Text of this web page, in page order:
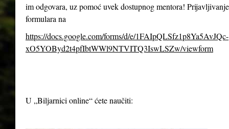
im odgovara, uz pomoć uvek dostupnog mentora!
formulara na
https://docs.google.com/forms/d/e/1FAIpQLSfz1p8Ya5AvJQc-
xO5YOByd2t4pfIbtWWl9NTVITQ3IswLSZw/viewform
U „Biljarnici online“ ćete naučiti: